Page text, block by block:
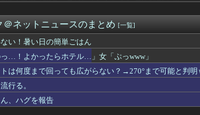
も…発言不可、握手のみ 8月9日長崎の被爆体験...
は宗教団体の無償労働だった
ト国籍の男性を不起訴処分 鳥取地検 [8/8]
低下！タイムズ会員にアンケート
共同防衛協定締結…「イスラム版NATO」指摘...
を批判「周辺の安全保障上の脅威を口実に再軍備を...
動画、謎にバイク批判派が湧いてきて終わる
円が転がり込んでガチで東北最強へ
いわ離党＆活動休止を発表 → 過去の「スジを通...
ネットニュースのまとめ [一覧]
ない！暑い日の簡単ごはん
っ…！よかったらホテル…」女「ぷっwww」
トは何度まで回っても広がらない？→270°まで可能と判明
行る。
ん、ハグを報告